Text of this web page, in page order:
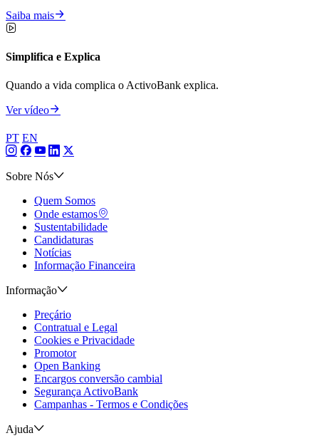
Saiba mais
Simplifica e Explica
Quando a vida complica o ActivoBank explica.
Ver vídeo
PT EN
Sobre Nós
Quem Somos
Onde estamos
Sustentabilidade
Candidaturas
Notícias
Informação Financeira
Informação
Preçário
Contratual e Legal
Cookies e Privacidade
Promotor
Open Banking
Encargos conversão cambial
Segurança ActivoBank
Campanhas - Termos e Condições
Ajuda